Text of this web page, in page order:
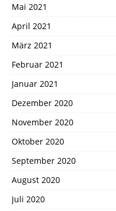
Mai 2021
April 2021
März 2021
Februar 2021
Januar 2021
Dezember 2020
November 2020
Oktober 2020
September 2020
August 2020
Juli 2020